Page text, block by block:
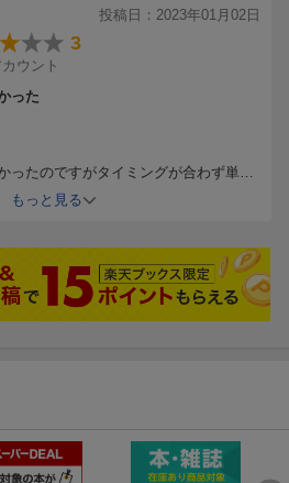
投稿日：2023年01月02日
3
ウント
った
ったのですがタイミングが合わず単品
もっと見る